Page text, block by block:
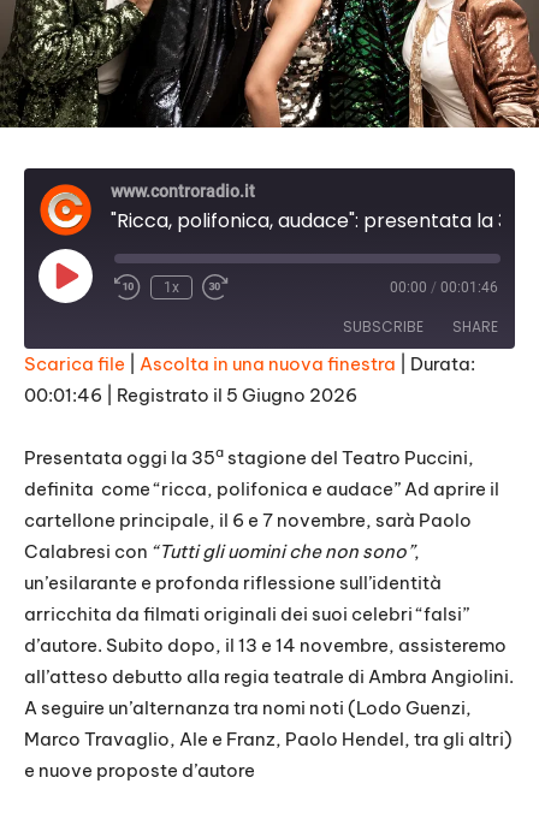
www.controradio.it
P
l
E
p
i
s
e
1x 00:00 / 00:01:46
SUBSCRIBE SHARE
SHARE
EMBED
Scarica file Ascolta in una nuova finestra
Durata:
00:01:46
Registrato il 5 Giugno 2026
Presentata oggi la 35a stagione del Teatro Puccini,
definita come “ricca, polifonica e audace” Ad aprire il
cartellone principale, il 6 e 7 novembre, sarà Paolo
Calabresi con “Tutti gli uomini che non sono”,
un’esilarante e profonda riflessione sull’identità
arricchita da filmati originali dei suoi celebri “falsi”
d’autore. Subito dopo, il 13 e 14 novembre, assisteremo
all’atteso debutto alla regia teatrale di Ambra Angiolini.
A seguire un’alternanza tra nomi noti (Lodo Guenzi,
Marco Travaglio, Ale e Franz, Paolo Hendel, tra gli altri)
e nuove proposte d’autore